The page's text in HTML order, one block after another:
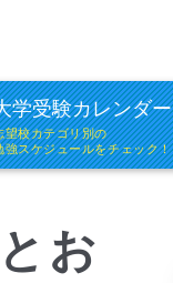
学受験カレンダー
望校カテゴリ別の
強スケジュールをチェック！
お